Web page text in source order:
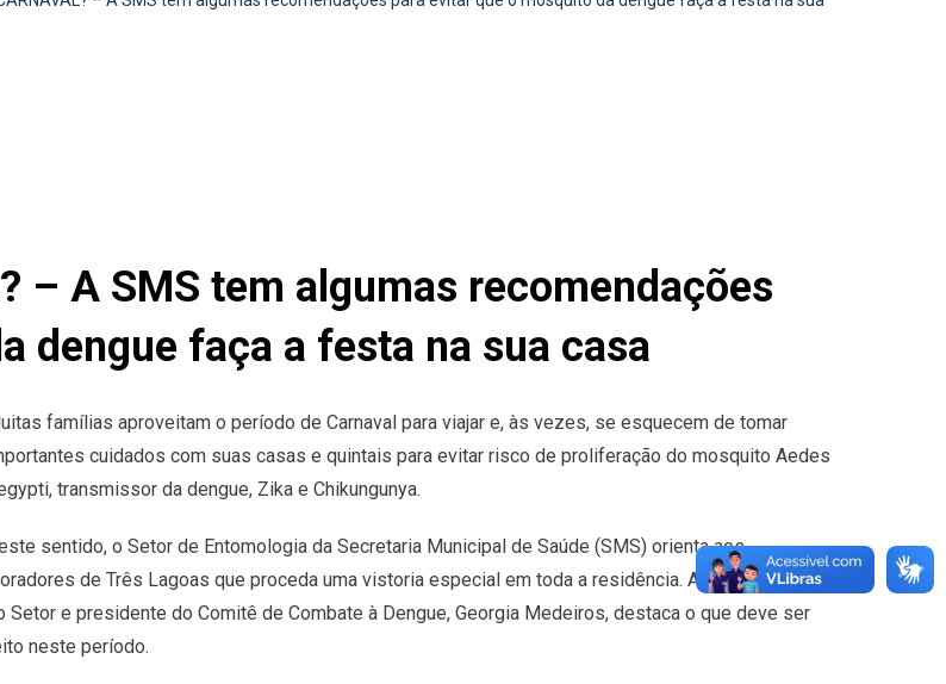
– A SMS tem algumas recomendações
dengue faça a festa na sua casa
famílias aproveitam o período de Carnaval para viajar e, às vezes, se esquecem de tomar
cuidados com suas casas e quintais para evitar risco de proliferação do mosquito Aedes
transmissor da dengue, Zika e Chikungunya.
sentido, o Setor de Entomologia da Secretaria Municipal de Saúde (SMS) orienta aos
de Três Lagoas que proceda uma vistoria especial em toda a residência. A coordenadora
Setor e presidente do Comitê de Combate à Dengue, Georgia Medeiros, destaca o que deve ser
neste período.